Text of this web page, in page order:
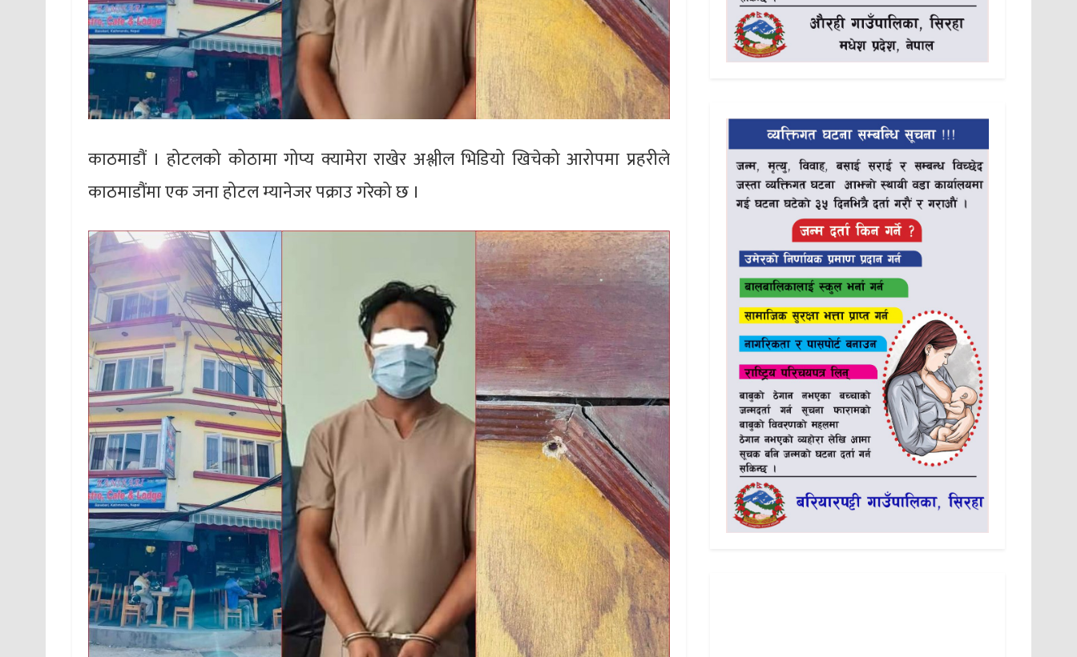
काठमाडौं । होटलको कोठामा गोप्य क्यामेरा राखेर अश्लील भिडियो खिचेको आरोपमा प्रहरीले
काठमाडौंमा एक जना होटल म्यानेजर पक्राउ गरेको छ ।